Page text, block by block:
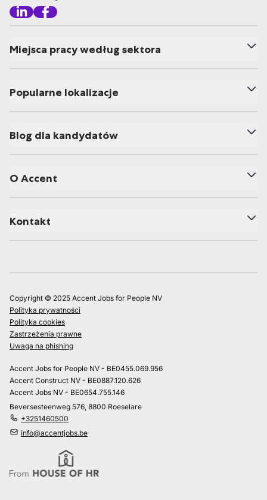
Miejsca pracy według sektora
Popularne lokalizacje
Blog dla kandydatów
O Accent
Kontakt
Copyright © 2025 Accent Jobs for People NV
Polityka prywatności
Polityka cookies
Zastrzeżenia prawne
Uwaga na phishing
Accent Jobs for People NV - BE0455.069.956
Accent Construct NV - BE0887.120.626
Accent Jobs NV - BE0654.755.146
Beversesteenweg 576, 8800 Roeselare
+3251460500
info@accentjobs.be